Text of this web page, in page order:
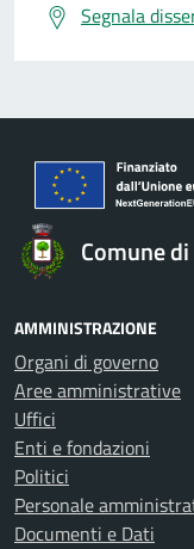
Segnala
Comune
AMMINISTRAZIONE
Organi di governo
Aree amministrative
Uffici
Enti e fondazioni
Politici
Personale
Documenti e Dati